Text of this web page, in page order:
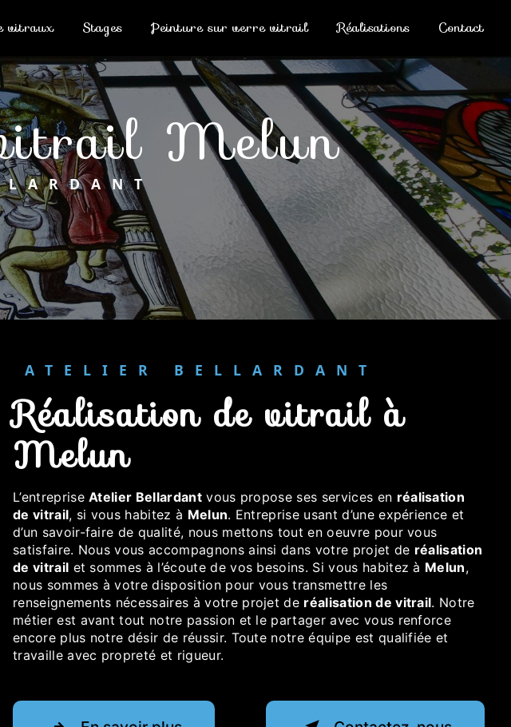
vitraux Stages Peinture sur verre vitrail Réalisations Contact
Melun
ATELIER BELLARDANT
réalisation de vitrail à
Melun
L’entrepriseAtelier Bellardantvous propose ses services en réalisation
de vitrail, si vous habitez à Melun. Entreprise usant d’une expérience et
d’un savoir-faire de qualité, nous mettons tout en oeuvre pour vous
satisfaire. Nous vous accompagnons ainsi dans votre projet de réalisation
de vitrail et sommes à l’écoute de vos besoins. Si vous habitez à Melun,
nous sommes à votre disposition pour vous transmettre les
renseignements nécessaires à votre projet de réalisation de vitrail. Notre
métier est avant tout notre passion et le partager avec vous renforce
encore plus notre désir de réussir. Toute notre équipe est qualifiée et
travaille avec propreté et rigueur.